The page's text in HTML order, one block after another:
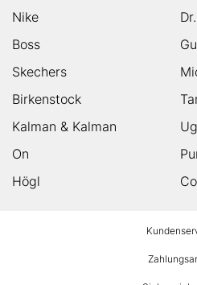
Nike
Boss
Skechers
Birkenstock
Kalman & Kalman
On
Högl